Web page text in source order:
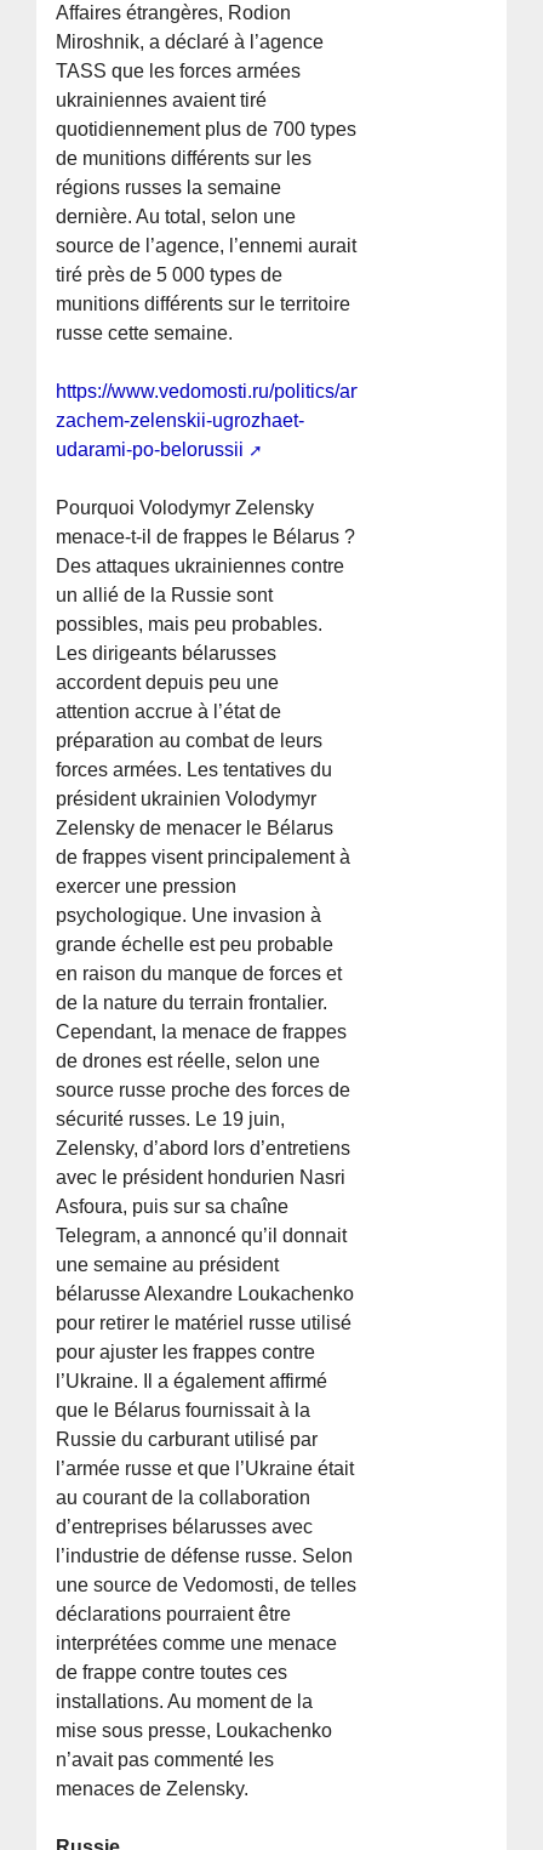
Affaires étrangères, Rodion
Miroshnik, a déclaré à l’agence
TASS que les forces armées
ukrainiennes avaient tiré
quotidiennement plus de 700 types
de munitions différents sur les
régions russes la semaine
dernière. Au total, selon une
source de l’agence, l’ennemi aurait
tiré près de 5 000 types de
munitions différents sur le territoire
russe cette semaine.
https://www.vedomosti.ru/politics/articles/2026/06/22/
zachem-zelenskii-ugrozhaet-
udarami-po-belorussii
Pourquoi Volodymyr Zelensky
menace-t-il de frappes le Bélarus ?
Des attaques ukrainiennes contre
un allié de la Russie sont
possibles, mais peu probables.
Les dirigeants bélarusses
accordent depuis peu une
attention accrue à l’état de
préparation au combat de leurs
forces armées. Les tentatives du
président ukrainien Volodymyr
Zelensky de menacer le Bélarus
de frappes visent principalement à
exercer une pression
psychologique. Une invasion à
grande échelle est peu probable
en raison du manque de forces et
de la nature du terrain frontalier.
Cependant, la menace de frappes
de drones est réelle, selon une
source russe proche des forces de
sécurité russes. Le 19 juin,
Zelensky, d’abord lors d’entretiens
avec le président hondurien Nasri
Asfoura, puis sur sa chaîne
Telegram, a annoncé qu’il donnait
une semaine au président
bélarusse Alexandre Loukachenko
pour retirer le matériel russe utilisé
pour ajuster les frappes contre
l’Ukraine. Il a également affirmé
que le Bélarus fournissait à la
Russie du carburant utilisé par
l’armée russe et que l’Ukraine était
au courant de la collaboration
d’entreprises bélarusses avec
l’industrie de défense russe. Selon
une source de Vedomosti, de telles
déclarations pourraient être
interprétées comme une menace
de frappe contre toutes ces
installations. Au moment de la
mise sous presse, Loukachenko
n’avait pas commenté les
menaces de Zelensky.